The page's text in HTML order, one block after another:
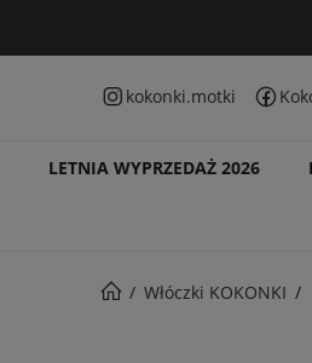
kokonki.motki
LETNIA WYPRZEDAŻ 2026
Włóczki KOKONKI